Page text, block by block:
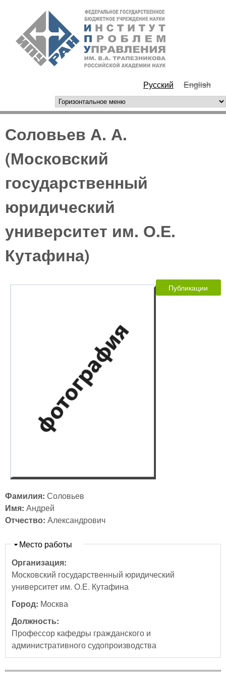
Перейти к основному
содержанию
РАН
Русский English
горизонтальное меню
Соловьев А. А.
(Московский
государственный
юридический
университет им. О.Е.
Кутафина)
Публикации
Фамилия: Соловьев
Имя: Андрей
Отчество: Александрович
Скрыть
Место работы
Организация:
Московский государственный юридический
университет им. О.Е. Кутафина
Город: Москва
Должность:
Профессор кафедры гражданского и
административного судопроизводства